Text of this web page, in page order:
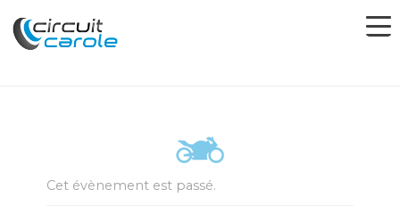
Cet évènement est passé.